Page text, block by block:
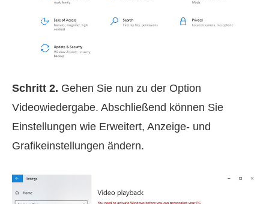
Schritt 2. Gehen Sie nun zu der Option
Videowiedergabe. Abschließend können Sie
Einstellungen wie Erweitert, Anzeige- und
Grafikeinstellungen ändern.